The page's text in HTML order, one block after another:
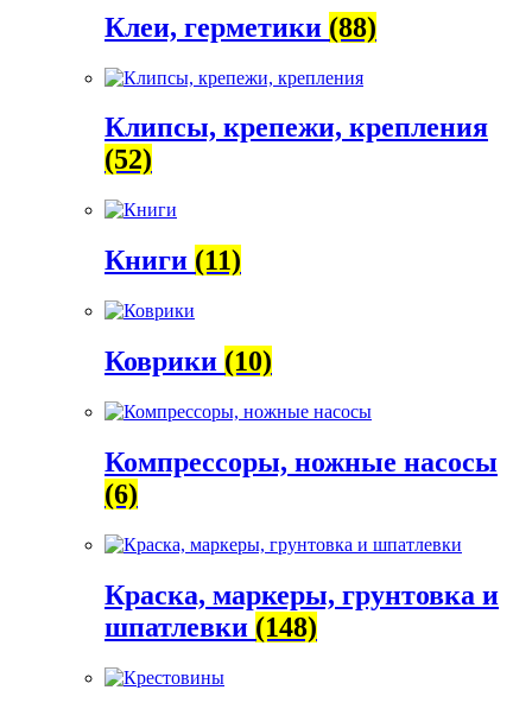
Клеи, герметики (88)
Клипсы, крепежи, крепления
(52)
Книги (11)
Коврики (10)
Компрессоры, ножные насосы
(6)
Краска, маркеры, грунтовка и
шпатлевки (148)